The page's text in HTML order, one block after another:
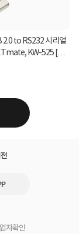
2.0 to RS232 시리얼
KW-525 [투
자확인